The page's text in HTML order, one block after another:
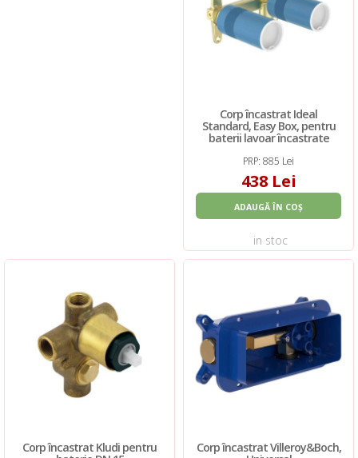
Corp încastrat Ideal
Standard, Easy Box, pentru
baterii lavoar încastrate
PRP: 885 Lei
438 Lei
ADAUGĂ ÎN COȘ
in stoc
Corp încastrat Kludi pentru Corp încastrat Villeroy&Boch,